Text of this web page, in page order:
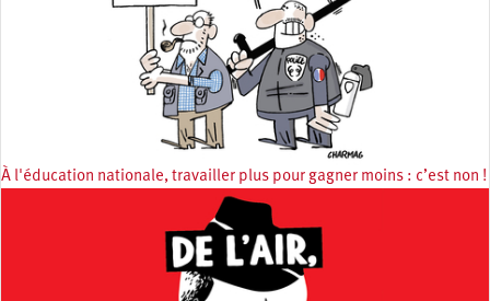
À l'éducation nationale, travailler plus pour gagner moins : c’est non !